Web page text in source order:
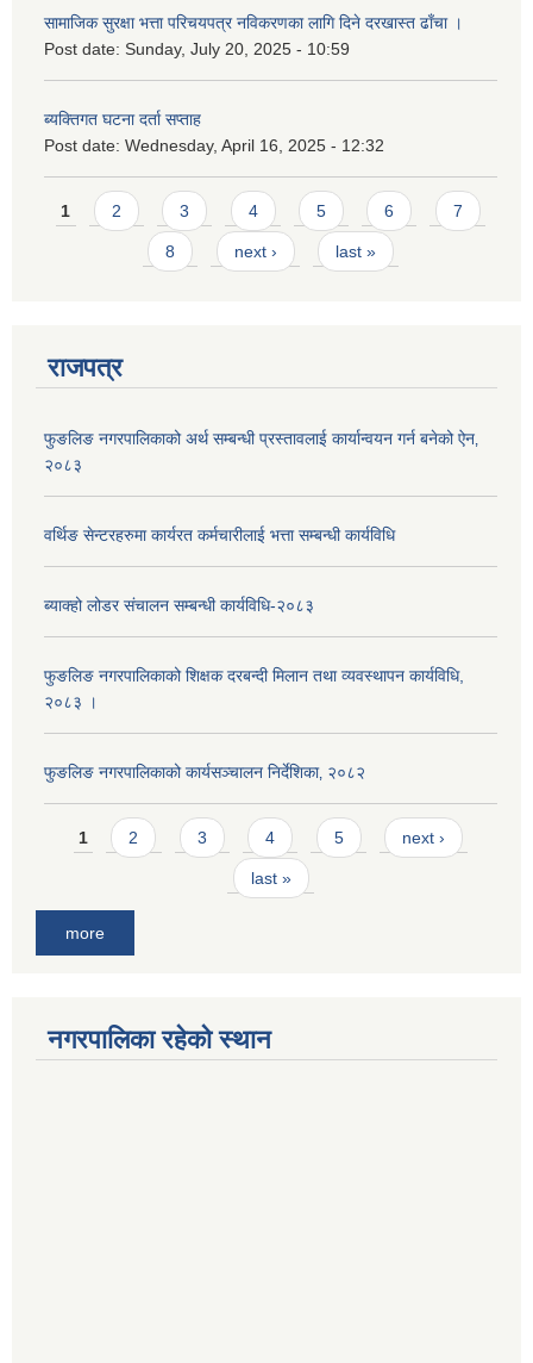
सामाजिक सुरक्षा भत्ता परिचयपत्र नविकरणका लागि दिने दरखास्त ढाँचा ।
Post date: Sunday, July 20, 2025 - 10:59
ब्यक्तिगत घटना दर्ता सप्ताह
Post date: Wednesday, April 16, 2025 - 12:32
Pages
1 2 3 4 5 6 7
8 next › last »
राजपत्र
फुङलिङ नगरपालिकाको अर्थ सम्बन्धी प्रस्तावलाई कार्यान्वयन गर्न बनेको ऐन‚
२०८३
वर्थिङ सेन्टरहरुमा कार्यरत कर्मचारीलाई भत्ता सम्बन्धी कार्यविधि
ब्याक्हो लोडर संचालन सम्बन्धी कार्यविधि-२०८३
फुङलिङ नगरपालिकाको शिक्षक दरबन्दी मिलान तथा व्यवस्थापन कार्यविधि,
२०८३ ।
फुङलिङ नगरपालिकाको कार्यसञ्चालन निर्देशिका‚ २०८२
Pages
1 2 3 4 5 next ›
last »
more
नगरपालिका रहेको स्थान